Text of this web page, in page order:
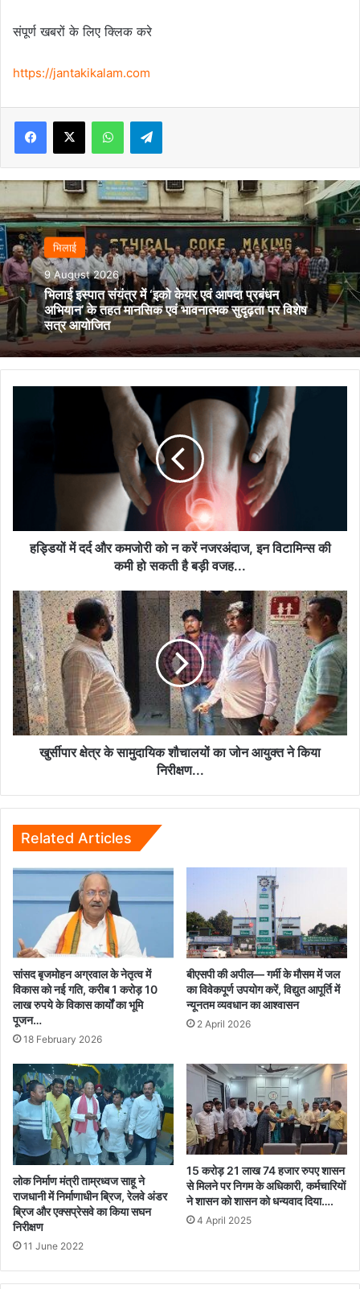
संपूर्ण खबरों के लिए क्लिक करे
https://jantakikalam.com
Facebook
X WhatsAppTelegram
भिलाई
9 August 2026
भिलाई इस्पात संयंत्र में ‘इको केयर एवं आपदा प्रबंधन
अभियान’ के तहत मानसिक एवं भावनात्मक सुदृढ़ता पर विशेष
सत्र आयोजित
नजरअंदाज,
कमी
हो
सकती
है
बड़ी
वजह...
हड्डियों में दर्द और कमजोरी को न करें नजरअंदाज, इन विटामिन्स की
कमी हो सकती है बड़ी वजह...
खुर्सीपार
क्षेत्र
के
सामुदायिक
शौचालयों
का
जोन
आयुक्त
ने
खुर्सीपार क्षेत्र के सामुदायिक शौचालयों का जोन आयुक्त ने किया
निरीक्षण...
Related Articles
सांसद बृजमोहन अग्रवाल के नेतृत्व में
विकास को नई गति, करीब 1 करोड़ 10
लाख रुपये के विकास कार्यों का भूमि
पूजन…
18 February 2026
बीएसपी की अपील— गर्मी के मौसम में जल
का विवेकपूर्ण उपयोग करें, विद्युत आपूर्ति में
न्यूनतम व्यवधान का आश्वासन
2 April 2026
लोक निर्माण मंत्री ताम्रध्वज साहू ने
राजधानी में निर्माणाधीन ब्रिज, रेलवे अंडर
ब्रिज और एक्सप्रेसवे का किया सघन
निरीक्षण
11 June 2022
15 करोड़ 21 लाख 74 हजार रुपए शासन
से मिलने पर निगम के अधिकारी, कर्मचारियों
ने शासन को शासन को धन्यवाद दिया….
4 April 2025